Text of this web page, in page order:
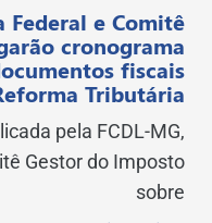
Federal e Comitê
cronograma
fiscais
Tributária
pela FCDL-MG,
Gestor do Imposto
sobre